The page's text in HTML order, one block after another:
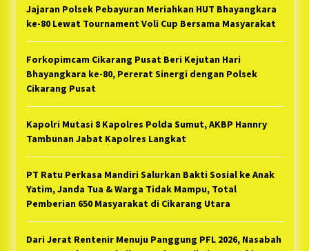
Jajaran Polsek Pebayuran Meriahkan HUT Bhayangkara
ke-80 Lewat Tournament Voli Cup Bersama Masyarakat
Forkopimcam Cikarang Pusat Beri Kejutan Hari
Bhayangkara ke-80, Pererat Sinergi dengan Polsek
Cikarang Pusat
Kapolri Mutasi 8 Kapolres Polda Sumut, AKBP Hannry
Tambunan Jabat Kapolres Langkat
PT Ratu Perkasa Mandiri Salurkan Bakti Sosial ke Anak
Yatim, Janda Tua & Warga Tidak Mampu, Total
Pemberian 650 Masyarakat di Cikarang Utara
Dari Jerat Rentenir Menuju Panggung PFL 2026, Nasabah